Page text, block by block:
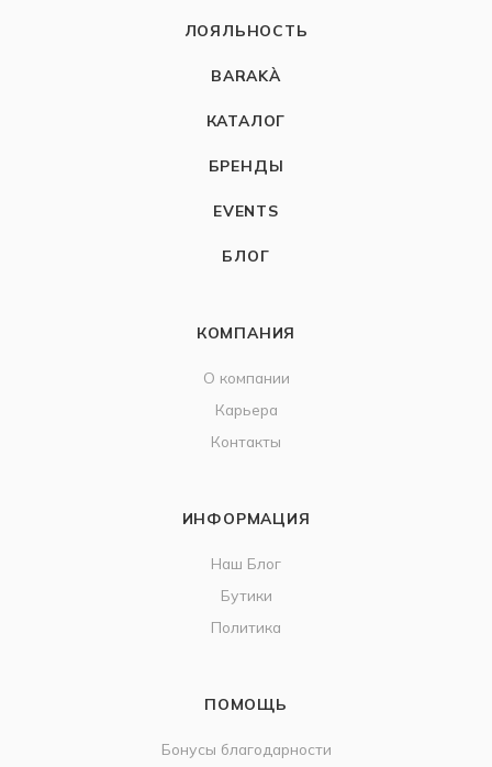
ЛОЯЛЬНОСТЬ
BARAKÀ
КАТАЛОГ
БРЕНДЫ
EVENTS
БЛОГ
КОМПАНИЯ
О компании
Карьера
Контакты
ИНФОРМАЦИЯ
Наш Блог
Бутики
Политика
ПОМОЩЬ
Бонусы благодарности